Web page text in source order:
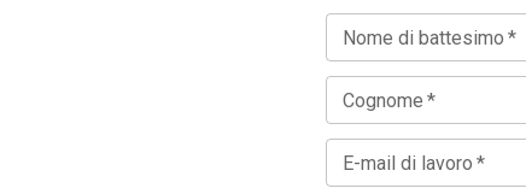
Nome di battesimo *
Cognome *
E-mail di lavoro *